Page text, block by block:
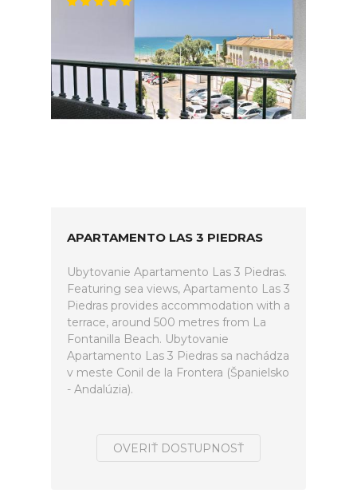
APARTAMENTO LAS 3 PIEDRAS
Ubytovanie Apartamento Las 3 Piedras.
Featuring sea views, Apartamento Las 3
Piedras provides accommodation with a
terrace, around 500 metres from La
Fontanilla Beach. Ubytovanie
Apartamento Las 3 Piedras sa nachádza
v meste Conil de la Frontera (Španielsko
- Andalúzia).
OVERIŤ DOSTUPNOSŤ